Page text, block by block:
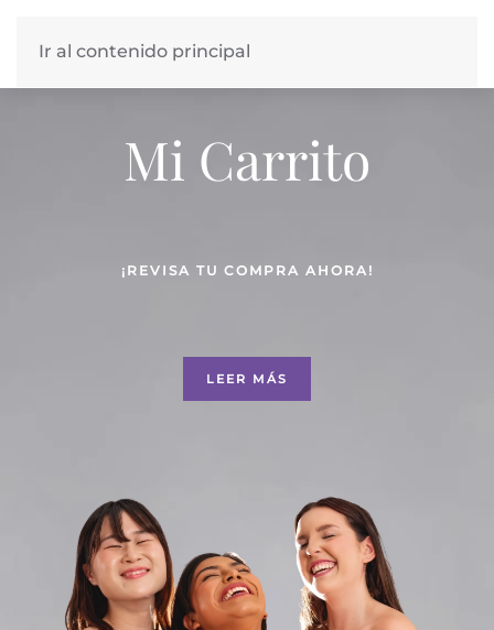
Ir al contenido principal
Mi Carrito
¡REVISA TU COMPRA AHORA!
LEER MÁS